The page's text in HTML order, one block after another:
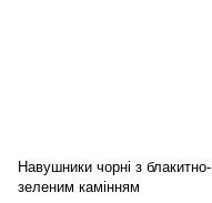
Навушники чорні з блакитно-
зеленим камінням